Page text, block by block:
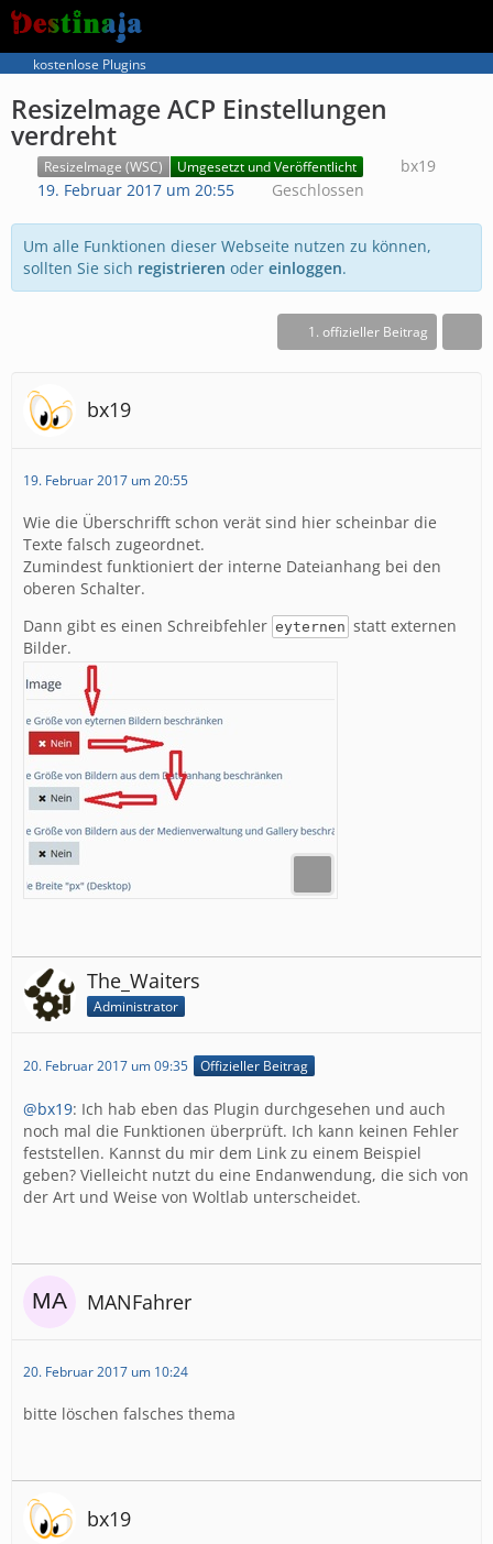
kostenlose Plugins
Resizelmage ACP Einstellungen
verdreht
ResizeImage (WSC) Umgesetzt und Veröffentlicht
bx19
19. Februar 2017 um 20:55
Geschlossen
Um alle Funktionen dieser Webseite nutzen zu können,
sollten Sie sich registrieren oder einloggen.
1. offizieller Beitrag
bx19
19. Februar 2017 um 20:55
Wie die Überschrifft schon verät sind hier scheinbar die
Texte falsch zugeordnet.
Zumindest funktioniert der interne Dateianhang bei den
oberen Schalter.
Dann gibt es einen Schreibfehler eyternen statt externen
Bilder.
The_Waiters
Administrator
20. Februar 2017 um 09:35 Offizieller Beitrag
@bx19: Ich hab eben das Plugin durchgesehen und auch
noch mal die Funktionen überprüft. Ich kann keinen Fehler
feststellen. Kannst du mir dem Link zu einem Beispiel
geben? Vielleicht nutzt du eine Endanwendung, die sich von
der Art und Weise von Woltlab unterscheidet.
MANFahrer
20. Februar 2017 um 10:24
bitte löschen falsches thema
bx19